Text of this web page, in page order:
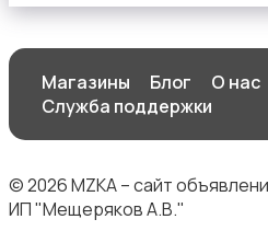
Магазины Блог
О нас
Служба поддержки
© 2026 MZKA – сайт
ИП "Мещеряков А.В."